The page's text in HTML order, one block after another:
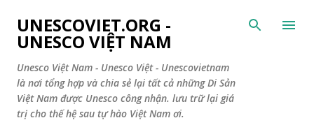
Chuyển đến nội dung chính
UNESCOVIET.ORG -
UNESCO VIỆT NAM
Unesco Việt Nam - Unesco Việt - Unescovietnam
là nơi tổng hợp và chia sẻ lại tất cả những Di Sản
Việt Nam được Unesco công nhận. lưu trữ lại giá
trị cho thế hệ sau tự hào Việt Nam ơi.